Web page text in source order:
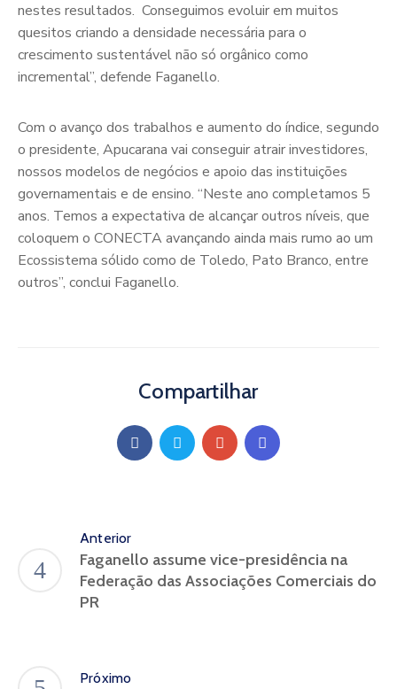
nestes resultados. Conseguimos evoluir em muitos
quesitos criando a densidade necessária para o
crescimento sustentável não só orgânico como
incremental”, defende Faganello.
Com o avanço dos trabalhos e aumento do índice, segundo
o presidente, Apucarana vai conseguir atrair investidores,
nossos modelos de negócios e apoio das instituições
governamentais e de ensino. “Neste ano completamos 5
anos. Temos a expectativa de alcançar outros níveis, que
coloquem o CONECTA avançando ainda mais rumo ao um
Ecossistema sólido como de Toledo, Pato Branco, entre
outros”, conclui Faganello.
Compartilhar
Anterior
Faganello assume vice-presidência na
Federação das Associações Comerciais do
PR
Próximo